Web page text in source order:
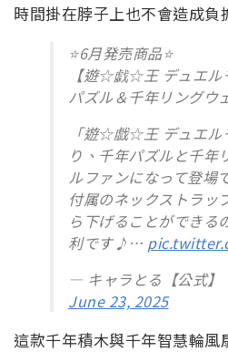
時間掛在脖子上也不會造成負
⭐️6月発売商品⭐️
【遊☆戯☆王 デュエル
パズル＆千年リングウ
「遊☆戯☆王 デュエル
り、千年パズルと千年
ルファンになって登
付属のネックストラッ
ら下げることができる
利です♪…
— キャラとる【公式
June 23, 2025
這款千年積木與千年智慧輪風